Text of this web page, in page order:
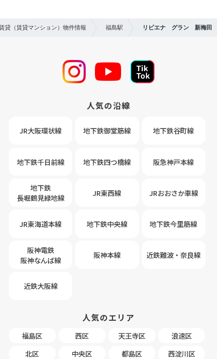
貸（賃貸マンション）物件情報 福島駅 リビエナ グラン 新梅田
人気の沿線
JR大阪環状線 地下鉄御堂筋線 地下鉄谷町線
地下鉄千日前線 地下鉄四つ橋線 阪急神戸本線
地下鉄
長堀鶴見緑地線
JR東西線 JRおおさか車線
JR東海道本線 地下鉄中央線 地下鉄今里筋線
阪神電鉄
阪神なんば線
阪神本線 近鉄難波・奈良線
近鉄大阪線
人気のエリア
福島区 西区 天王寺区
浪速区
北区
中央区 都島区
西淀川区